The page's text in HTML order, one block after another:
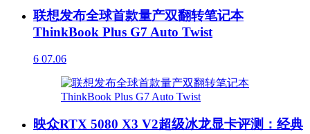
联想发布全球首款量产双翻转笔记本
ThinkBook Plus G7 Auto Twist
6 07.06
映众RTX 5080 X3 V2超级冰龙显卡评测：经典